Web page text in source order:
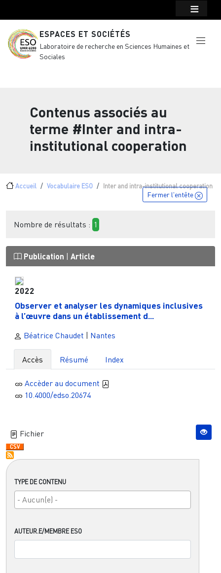
ESPACES ET SOCIÉTÉS
Laboratoire de recherche en Sciences Humaines et
Sociales
Contenus associés au
terme #Inter and intra-
institutional cooperation
Fil d'Ariane
Accueil Vocabulaire ESO Inter and intra-institutional cooperation
TYPE DE CONTENU
AUTEUR.E/MEMBRE ESO
Fermer l'entête
Nombre de résultats : 1
Publication Article
2022
Observer et analyser les dynamiques inclusives
à l’œuvre dans un établissement d...
Béatrice Chaudet Nantes
Accès Résumé Index
Accèder au document
10.4000/edso.20674
Fichier